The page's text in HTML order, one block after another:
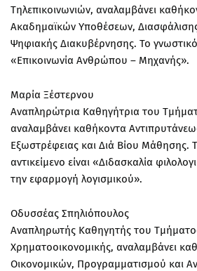
Τηλεπικοινωνιών, αναλαμβάνει
Ακαδημαϊκών Υποθέσεων,
Ψηφιακής Διακυβέρνησης. Το γνωστικό
«Επικοινωνία Ανθρώπου – Μηχανής».
Μαρία Ξέστερνου
Αναπληρώτρια Καθηγήτρια του
αναλαμβάνει καθήκοντα
Εξωστρέφειας και Διά Βίου Μάθησης.
αντικείμενο είναι «Διδασκαλία
την εφαρμογή λογισμικού».
Οδυσσέας Σπηλιόπουλος
Αναπληρωτής Καθηγητής του
Χρηματοοικονομικής, αναλαμβάνει
Οικονομικών, Προγραμματισμού και